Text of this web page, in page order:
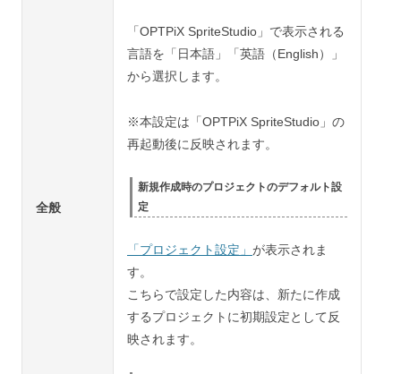
全般
「OPTPiX SpriteStudio」で表示される
言語を「日本語」「英語（English）」
から選択します。
※本設定は「OPTPiX SpriteStudio」の
再起動後に反映されます。
新規作成時のプロジェクトのデフォルト設
定
「プロジェクト設定」 が表示されま
す。
こちらで設定した内容は、新たに作成
するプロジェクトに初期設定として反
映されます。